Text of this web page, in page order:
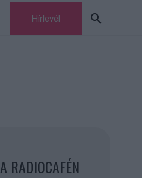
Hírlevél
A RADIOCAFÉN